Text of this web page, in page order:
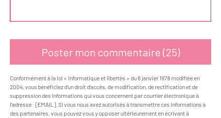
Conformément à la loi « informatique et libertés » du 6 janvier 1978 modifiée en
2004, vous bénéficiez d’un droit d’accès, de modification, de rectification et de
suppression des informations qui vous concernent par courrier électronique à
l’adresse : [EMAIL]. Si vous nous avez autorisés à transmettre ces informations à
des partenaires, vous pouvez vous y opposer ultérieurement en écrivant à